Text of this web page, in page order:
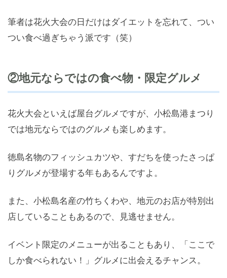
筆者は花火大会の日だけはダイエットを忘れて、つい
つい食べ過ぎちゃう派です（笑）
②地元ならではの食べ物・限定グルメ
花火大会といえば屋台グルメですが、小松島港まつり
では地元ならではのグルメも楽しめます。
徳島名物のフィッシュカツや、すだちを使ったさっぱ
りグルメが登場する年もあるんですよ。
また、小松島名産の竹ちくわや、地元のお店が特別出
店していることもあるので、見逃せません。
イベント限定のメニューが出ることもあり、「ここで
しか食べられない！」グルメに出会えるチャンス。